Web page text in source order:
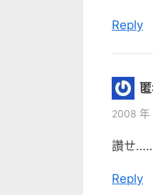
Reply
2008 年
讚ㄝ
Reply